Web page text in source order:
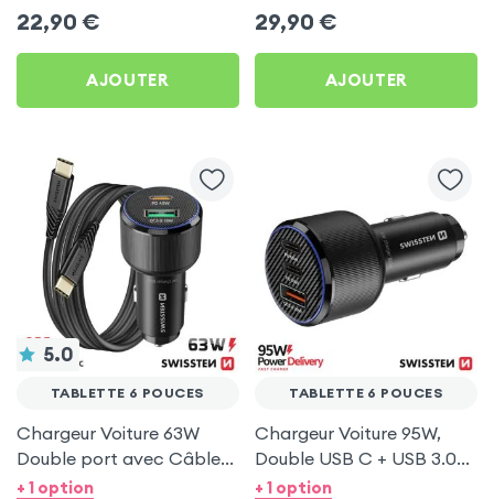
22,90 €
AJOUTER
29,90 €
AJOUTER
5.0
TABLETTE 6 POUCES
Chargeur Voiture 63W
Double port avec Câble
USB C 1m pour Tablette 6
+ 1 option
TABLETTE 6 POUCES
Chargeur Voiture 95W,
Double USB C + USB 3.0
pour Tablette 6 pouces
+ 1 option